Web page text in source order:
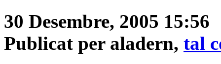
30 Desembre, 2005 15:56
Publicat per aladern, tal